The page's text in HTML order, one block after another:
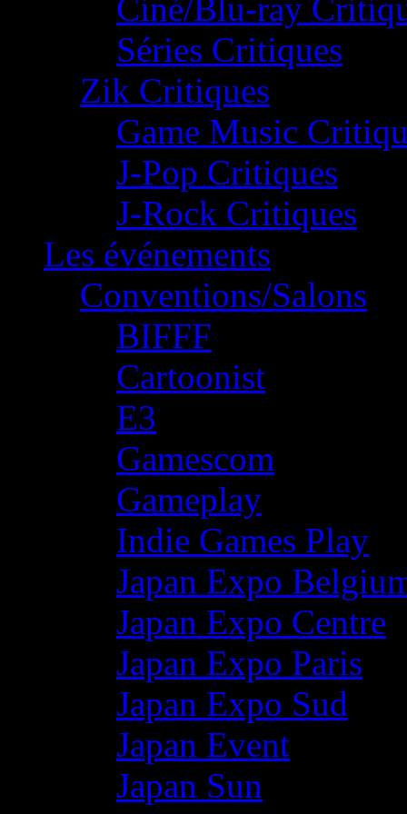
Ciné/Blu-ray
Séries Critiques
Zik Critiques
Game Music
J-Pop Critiques
J-Rock Critiques
Les événements
Conventions/Salons
BIFFF
Cartoonist
E3
Gamescom
Gameplay
Indie Games Play
Japan Expo
Japan Expo Centre
Japan Expo Paris
Japan Expo Sud
Japan Event
Japan Sun